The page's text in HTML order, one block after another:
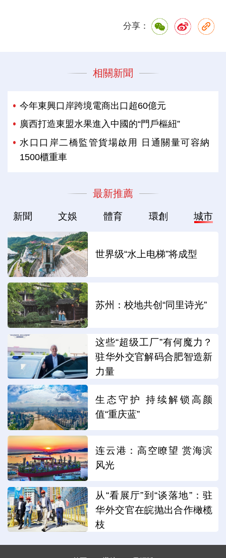
分享：
相關新聞
今年東興口岸跨境電商出口超60億元
廣西打造東盟水果進入中國的“門戶樞紐”
水口口岸二橋監管貨場啟用 日通關量可容納
1500櫃重車
最新推薦
新聞 文娛 體育 環創 城市
世界级“水上电梯”将成型
苏州：校地共创“同里诗光”
这些“超级工厂”有何魔力？
驻华外交官解码合肥智造新
力量
生态守护 持续解锁高颜
值“重庆蓝”
连云港：高空瞭望 赏海滨
风光
从“看展厅”到“谈落地”：驻
华外交官在皖抛出合作橄榄
枝